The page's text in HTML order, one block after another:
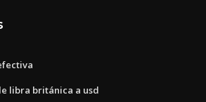
libra británica a usd